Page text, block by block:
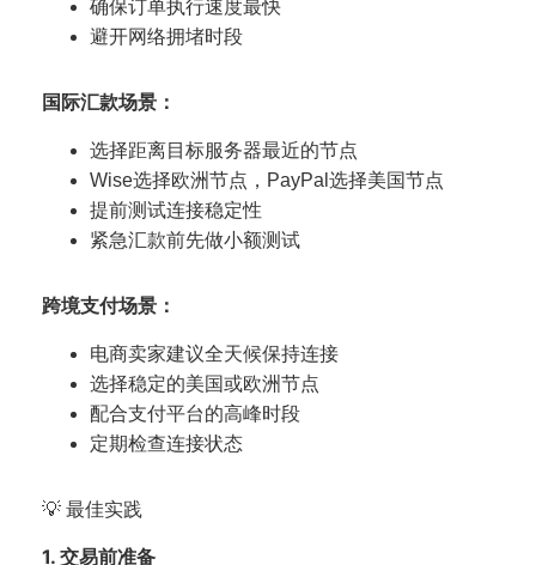
确保订单执行速度最快
避开网络拥堵时段
国际汇款场景：
选择距离目标服务器最近的节点
Wise选择欧洲节点，PayPal选择美国节点
提前测试连接稳定性
紧急汇款前先做小额测试
跨境支付场景：
电商卖家建议全天候保持连接
选择稳定的美国或欧洲节点
配合支付平台的高峰时段
定期检查连接状态
💡 最佳实践
1. 交易前准备